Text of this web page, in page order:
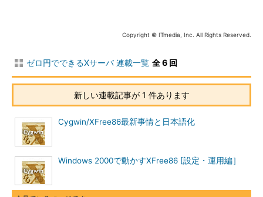
えます。［Install from Internet］を選択すると、インストールし
［Install from Internet］を選択したという前提で説明を続けま
す。
続いて、ダウンロードするディレクトリの選択画面が表示され
るので、適当なディレクトリ（フォルダ）を選択して、［Next -
->］ボタンをクリックします。すると、インストール先のフォ
ルダ（Cygwinのルートディレクトリになる）を選択する画面に
なります。
Copyright © ITmedia, Inc. All Rights Reserved.
ゼロ円でできるXサーバ 連載一覧 全 6 回
新しい連載記事が 1 件あります
Cygwin/XFree86最新事情と日本語化
Windows 2000で動かすXFree86 [設定・運用編］